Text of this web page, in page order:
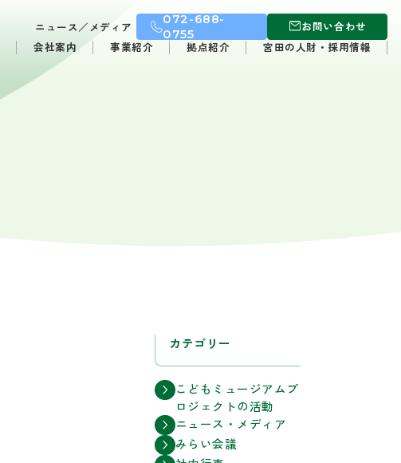
ニュース／メディア
072-688-
0755
お問い合わせ
会社案内 事業紹介 拠点紹介 宮田の人財・採用情報
カテゴリー
こどもミュージアムプ
ロジェクトの活動
ニュース・メディア
みらい会議